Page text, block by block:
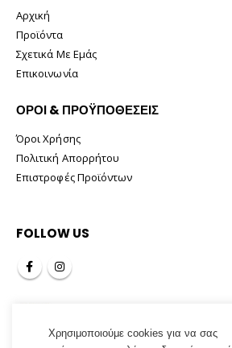
Αρχική
Προϊόντα
Σχετικά Με Εμάς
Επικοινωνία
ΟΡΟΙ & ΠΡΟΫΠΟΘΕΣΕΙΣ
Όροι Χρήσης
Πολιτική Απορρήτου
Επιστροφές Προϊόντων
FOLLOW US
Χρησιμοποιούμε cookies για να σας